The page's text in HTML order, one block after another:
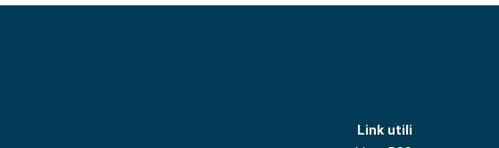
Link utili